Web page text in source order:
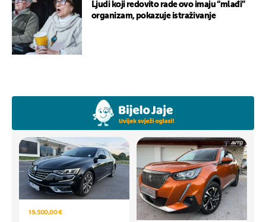
Ljudi koji redovito rade ovo imaju “mlađi”
organizam, pokazuje istraživanje
19.500,00 €